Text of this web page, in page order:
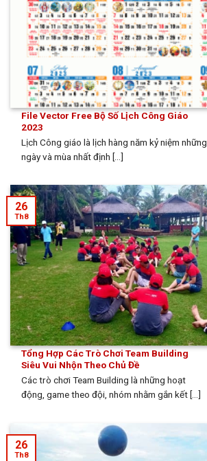
File Vector Free Bộ Số Lịch Công Giáo
2023
Lịch Công giáo là lịch hàng năm kỷ niệm những
ngày và mùa nhất định [...]
Tổng Hợp Các Trò Chơi Team Building
Siêu Vui Nhộn Theo Chủ Đề
Các trò chơi Team Building là những hoạt
động, game theo đội, nhóm nhằm gắn kết [...]
26
Th8
26
Th8